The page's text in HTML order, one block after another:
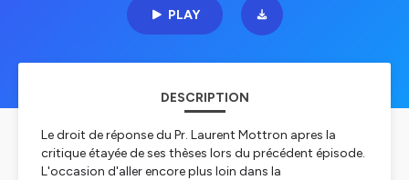
PLAY
DESCRIPTION
Le droit de réponse du Pr. Laurent Mottron apres la
critique étayée de ses thèses lors du précédent épisode.
L'occasion d'aller encore plus loin dans la